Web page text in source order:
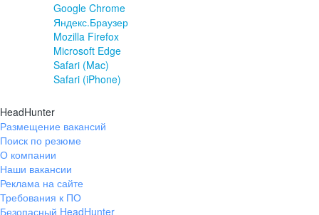
Google Chrome
Яндекс.Браузер
Mozilla Firefox
Microsoft Edge
Safari (Mac)
Safari (iPhone)
HeadHunter
Размещение вакансий
Поиск по резюме
О компании
Наши вакансии
Реклама на сайте
Требования к ПО
Безопасный HeadHunter